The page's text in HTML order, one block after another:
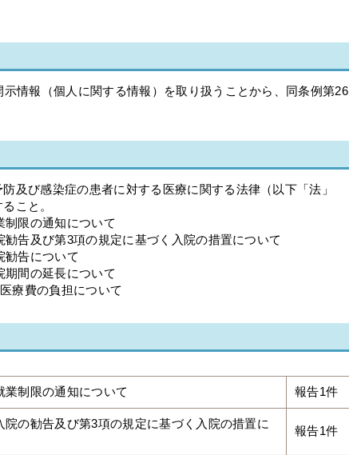
情報（個人に関する情報）を取り扱うことから、同条例第26
防及び感染症の患者に対する医療に関する法律（以下「法」
こと。
制限の通知について
告及び第3項の規定に基づく入院の措置について
勧告について
期間の延長について
療費の負担について
制限の通知について 報告1件
の勧告及び第3項の規定に基づく入院の措置に
報告1件